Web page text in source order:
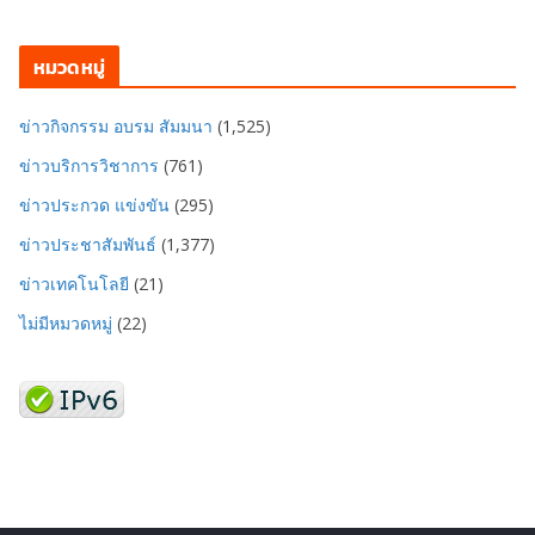
หมวดหมู่
ข่าวกิจกรรม อบรม สัมมนา (1,525)
ข่าวบริการวิชาการ (761)
ข่าวประกวด แข่งขัน (295)
ข่าวประชาสัมพันธ์ (1,377)
ข่าวเทคโนโลยี (21)
ไม่มีหมวดหมู่ (22)